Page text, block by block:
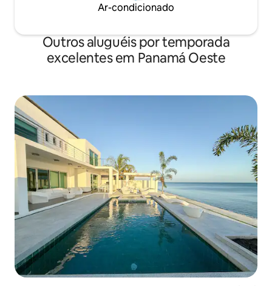
Ar-condicionado
Outros aluguéis por temporada
excelentes em Panamá Oeste